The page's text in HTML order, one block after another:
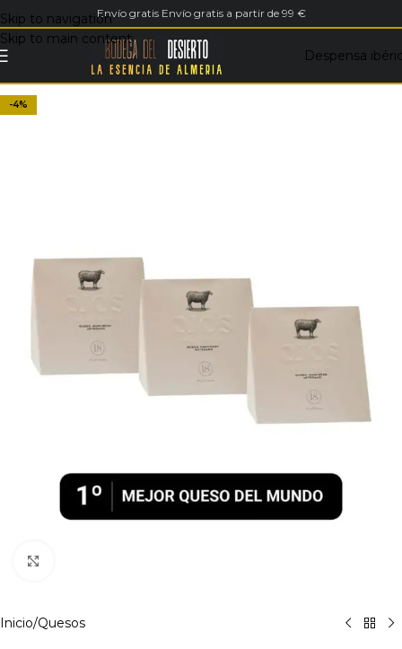
Skip to navigation
Skip to main content
Envío gratis Envío gratis a partir de 99 €
Despensa
-4%
Inicio/Quesos